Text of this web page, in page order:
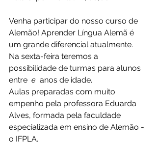
Venha participar do nosso curso de
Alemão! Aprender Língua Alemã é
um grande diferencial atualmente.
Na sexta-feira teremos a
possibilidade de turmas para alunos
entre e anos de idade.
Aulas preparadas com muito
empenho pela professora Eduarda
Alves, formada pela faculdade
especializada em ensino de Alemão -
o IFPLA.